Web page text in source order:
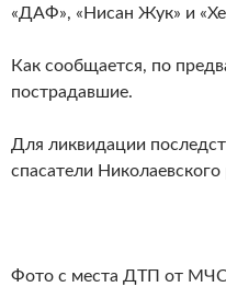
«ДАФ», «Нисан Жук» и
Как сообщается, по
пострадавшие.
Для ликвидации
спасатели Николаевского
Фото с места ДТП от